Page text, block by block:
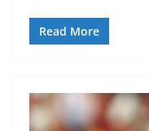
Read More